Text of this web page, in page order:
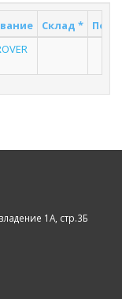
Склад *
1А, стр.3Б